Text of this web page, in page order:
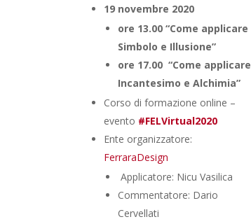
19 novembre 2020
ore 13.00 “Come applicare
Simbolo e Illusione”
ore 17.00 “Come applicare
Incantesimo e Alchimia”
Corso di formazione online –
evento #FELVirtual2020
Ente organizzatore:
FerraraDesign
Applicatore: Nicu Vasilica
Commentatore: Dario
Cervellati